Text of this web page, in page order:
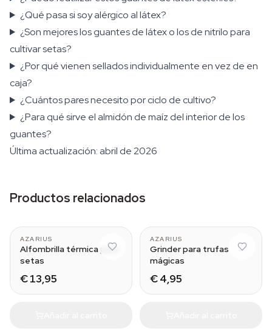
¿Qué pasa si soy alérgico al látex?
¿Son mejores los guantes de látex o los de nitrilo para
cultivar setas?
¿Por qué vienen sellados individualmente en vez de en
caja?
¿Cuántos pares necesito por ciclo de cultivo?
¿Para qué sirve el almidón de maíz del interior de los
guantes?
Última actualización: abril de 2026
Productos relacionados
AZARIUS
Alfombrilla térmica para
setas
€ 13,95
AZARIUS
Grinder para trufas
mágicas
€ 4,95